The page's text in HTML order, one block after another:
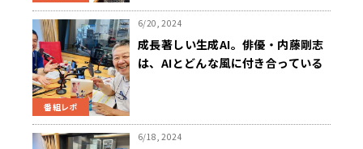
番組レポ
6/20, 2024
成長著しい生成AI。俳優・内藤剛志
は、AIとどんな風に付き合っている
6/18, 2024